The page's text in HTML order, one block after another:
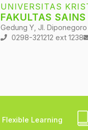
UNIVERSITAS
FAKULTAS
Gedung Y, Jl.
0298-321212 ext 1238
Flexible Learning